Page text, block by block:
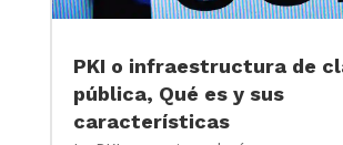
PKI o infraestructura de
pública, Qué es y sus
características